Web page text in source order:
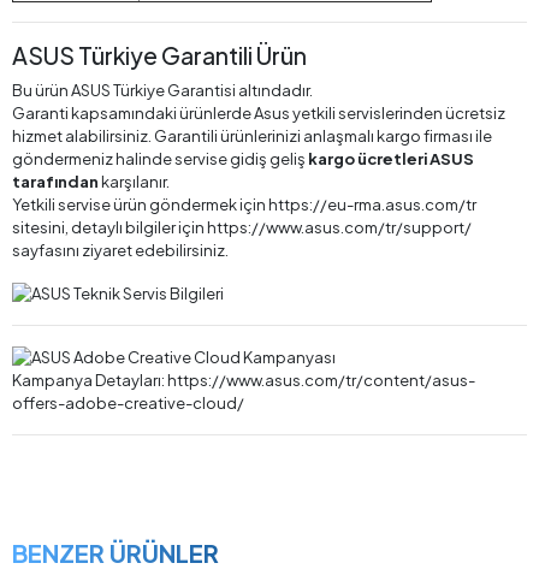
ASUS Türkiye Garantili Ürün
Bu ürün ASUS Türkiye Garantisi altındadır.
Garanti kapsamındaki ürünlerde Asus yetkili servislerinden ücretsiz
hizmet alabilirsiniz. Garantili ürünlerinizi anlaşmalı kargo firması ile
göndermeniz halinde servise gidiş geliş kargo ücretleri ASUS
tarafındankarşılanır.
Yetkili servise ürün göndermek için https://eu-rma.asus.com/tr
sitesini, detaylı bilgiler için https://www.asus.com/tr/support/
sayfasını ziyaret edebilirsiniz.
Kampanya Detayları: https://www.asus.com/tr/content/asus-
offers-adobe-creative-cloud/
BENZER ÜRÜNLER